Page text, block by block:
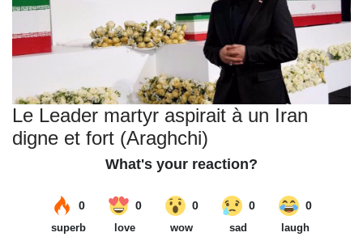
Le Leader martyr aspirait à un Iran
digne et fort (Araghchi)